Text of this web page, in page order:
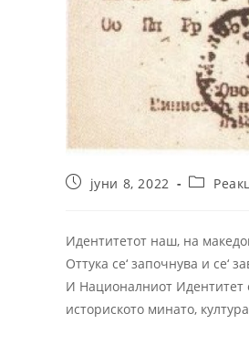
јуни 8, 2022
Идентитетот наш, на
Оттука се‘ започнува и се‘
И Националниот Идентитет
историското минато,